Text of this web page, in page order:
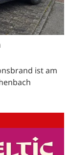
ist am